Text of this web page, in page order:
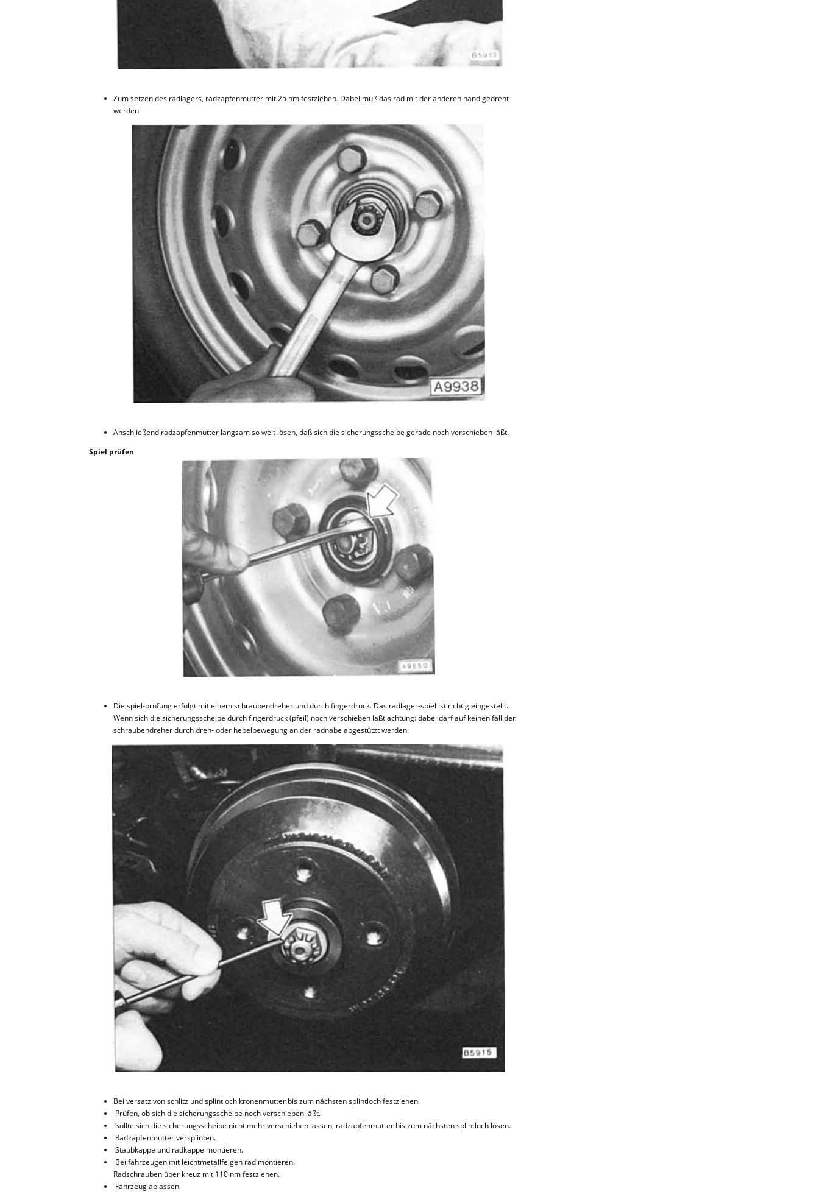
Zum setzen des radlagers, radzapfenmutter mit 25 nm festziehen. Dabei muß das rad mit der anderen hand gedreht
werden
Anschließend radzapfenmutter langsam so weit lösen, daß sich die sicherungsscheibe gerade noch verschieben läßt.
Spiel prüfen
Die spiel-prüfung erfolgt mit einem schraubendreher und durch fingerdruck. Das radlager-spiel ist richtig eingestellt.
Wenn sich die sicherungsscheibe durch fingerdruck (pfeil) noch verschieben läßt achtung: dabei darf auf keinen fall der
schraubendreher durch dreh- oder hebelbewegung an der radnabe abgestützt werden.
Bei versatz von schlitz und splintloch kronenmutter bis zum nächsten splintloch festziehen.
Prüfen, ob sich die sicherungsscheibe noch verschieben läßt.
Sollte sich die sicherungsscheibe nicht mehr verschieben lassen, radzapfenmutter bis zum nächsten splintloch lösen.
Radzapfenmutter versplinten.
Staubkappe und radkappe montieren.
Bei fahrzeugen mit leichtmetallfelgen rad montieren.
Radschrauben über kreuz mit 110 nm festziehen.
Fahrzeug ablassen.